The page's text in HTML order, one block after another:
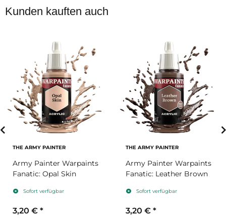
Kunden kauften auch
THE ARMY PAINTER
Army Painter Warpaints
Fanatic: Opal Skin
Sofort verfügbar
3,20 € *
THE ARMY PAINTER
Army Painter Warpaints
Fanatic: Leather Brown
Sofort verfügbar
3,20 € *